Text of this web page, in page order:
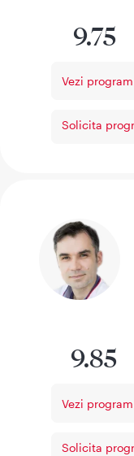
9.75
Vezi program
Solicita
9.85
Vezi program
Solicita